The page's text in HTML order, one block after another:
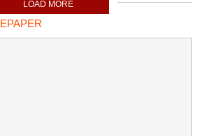
LOAD MORE
EPAPER